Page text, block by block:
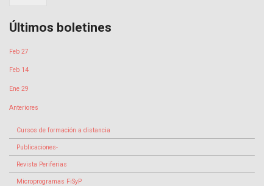
Últimos boletines
Feb 27
Feb 14
Ene 29
Anteriores
Cursos de formación a distancia
Publicaciones-
Revista Periferias
Microprogramas FiSyP